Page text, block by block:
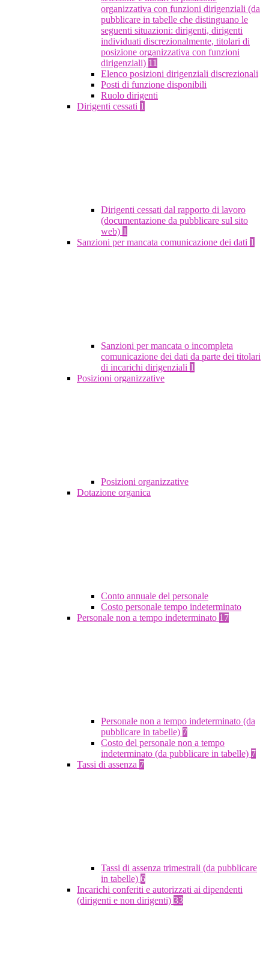
organizzativa con funzioni dirigenziali (da
pubblicare in tabelle che distinguano le
seguenti situazioni: dirigenti, dirigenti
individuati discrezionalmente, titolari di
posizione organizzativa con funzioni
dirigenziali) 11
Elenco posizioni dirigenziali discrezionali
Posti di funzione disponibili
Ruolo dirigenti
Dirigenti cessati 1
Dirigenti cessati dal rapporto di lavoro
(documentazione da pubblicare sul sito
web) 1
Sanzioni per mancata comunicazione dei dati 1
Sanzioni per mancata o incompleta
comunicazione dei dati da parte dei titolari
di incarichi dirigenziali 1
Posizioni organizzative
Posizioni organizzative
Dotazione organica
Conto annuale del personale
Costo personale tempo indeterminato
Personale non a tempo indeterminato 17
Personale non a tempo indeterminato (da
pubblicare in tabelle) 7
Costo del personale non a tempo
indeterminato (da pubblicare in tabelle) 7
Tassi di assenza 7
Tassi di assenza trimestrali (da pubblicare
in tabelle) 6
Incarichi conferiti e autorizzati ai dipendenti
(dirigenti e non dirigenti) 33